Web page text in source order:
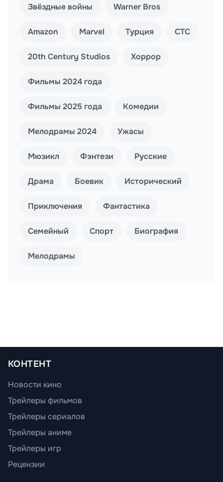
Звёздные войны Warner Bros
Amazon Marvel Турция СТС
20th Century Studios Хоррор
Фильмы 2024 года
Фильмы 2025 года Комедии
Мелодрамы 2024 Ужасы
Мюзикл Фэнтези Русские
Драма Боевик Исторический
Приключения Фантастика
Семейный Спорт Биография
Мелодрамы
КОНТЕНТ
Новости кино
Трейлеры фильмов
Трейлеры сериалов
Трейлеры аниме
Трейлеры игр
Рецензии